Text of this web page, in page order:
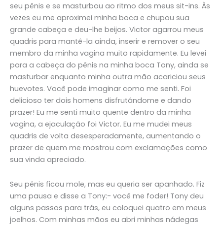
seu pênis e se masturbou ao ritmo dos meus sit-ins. Às
vezes eu me aproximei minha boca e chupou sua
grande cabeça e deu-lhe beijos. Victor agarrou meus
quadris para mantê-la ainda, inserir e remover o seu
membro da minha vagina muito rapidamente. Eu levei
para a cabeça do pênis na minha boca Tony, ainda se
masturbar enquanto minha outra mão acariciou seus
huevotes. Você pode imaginar como me senti. Foi
delicioso ter dois homens disfrutándome e dando
prazer! Eu me senti muito quente dentro da minha
vagina, a ejaculação foi Victor. Eu me mudei meus
quadris de volta desesperadamente, aumentando o
prazer de quem me mostrou com exclamações como
sua vinda apreciado.
Seu pênis ficou mole, mas eu queria ser apanhado. Fiz
uma pausa e disse a Tony:- você me foder! Tony deu
alguns passos para trás, eu coloquei quatro em meus
joelhos. Com minhas mãos eu abri minhas nádegas